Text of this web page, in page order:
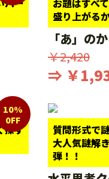
盛り上がる
「あ」の
￥2,420
⇒ ￥
探す
10%
0FF
質問形式で
大人気謎解
弾！！